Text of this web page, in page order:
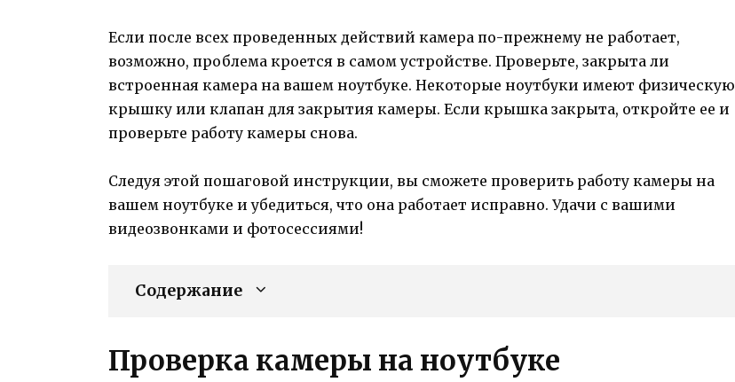
Если после всех проведенных действий камера по-прежнему не работает,
возможно, проблема кроется в самом устройстве. Проверьте, закрыта ли
встроенная камера на вашем ноутбуке. Некоторые ноутбуки имеют физическую
крышку или клапан для закрытия камеры. Если крышка закрыта, откройте ее и
проверьте работу камеры снова.
Следуя этой пошаговой инструкции, вы сможете проверить работу камеры на
вашем ноутбуке и убедиться, что она работает исправно. Удачи с вашими
видеозвонками и фотосессиями!
Содержание
Проверка камеры на ноутбуке